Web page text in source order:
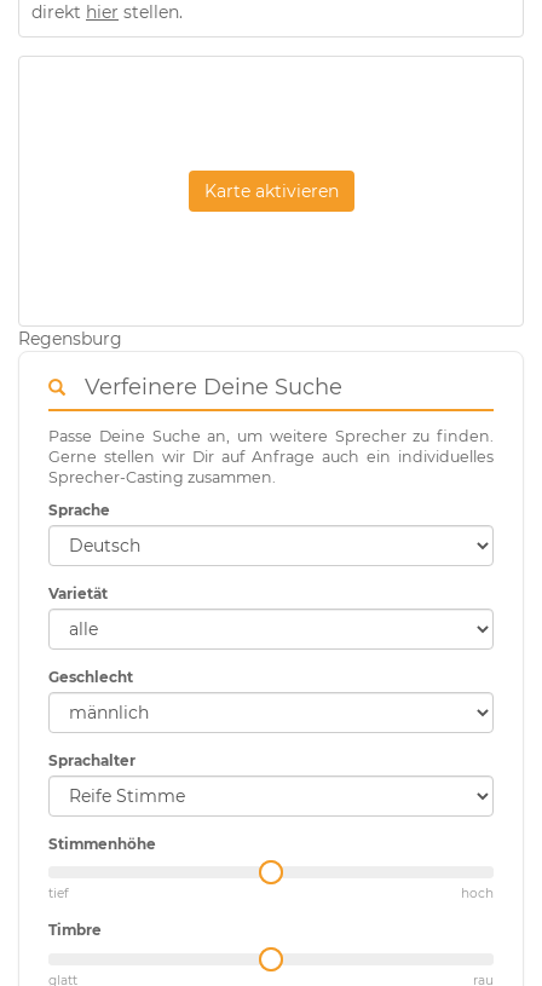
direkt hier stellen.
Karte aktivieren
Regensburg
Verfeinere Deine Suche
Passe Deine Suche an, um weitere Sprecher zu finden.
Gerne stellen wir Dir auf Anfrage auch ein individuelles
Sprecher-Casting zusammen.
Sprache
Varietät
Geschlecht
Sprachalter
Stimmenhöhe
tief hoch
Timbre
glatt rau